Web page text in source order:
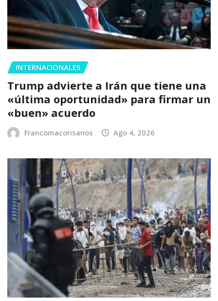
INTERNACIONALES
Trump advierte a Irán que tiene una
«última oportunidad» para firmar un
«buen» acuerdo
Francomacorisanos Ago 4, 2026